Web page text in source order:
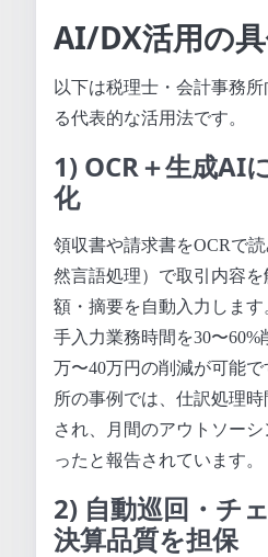
AI/DX活用の
以下は税理士・会計事務
る代表的な活用法です。
1) OCR＋生成AI
化
領収書や請求書をOCRで
然言語処理）で取引内容
額・摘要を自動入力します
手入力業務時間を30〜
万〜40万円の削減が可能
所の事例では、仕訳処理
され、月間のアウトソー
ったと報告されています。
2) 自動巡回・チ
決算品質を担保